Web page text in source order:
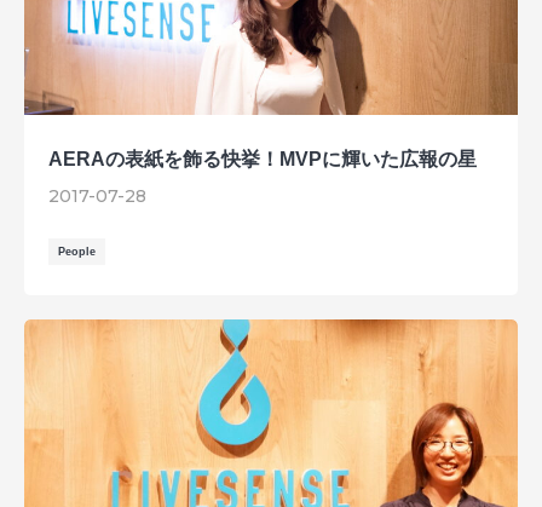
AERAの表紙を飾る快挙！MVPに輝いた広報の星
2017-07-28
People